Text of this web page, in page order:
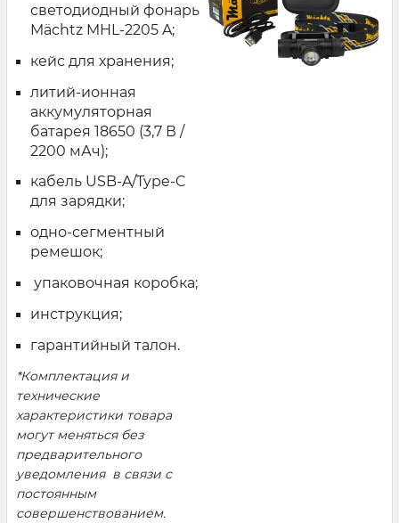
светодиодный фонарь
Mächtz MHL-2205 A;
кейс для хранения;
литий-ионная
аккумуляторная
батарея 18650 (3,7 В /
2200 мАч);
кабель USB-A/Type-C
для зарядки;
одно-сегментный
ремешок;
упаковочная коробка;
инструкция;
гарантийный талон.
*Комплектация и
технические
характеристики товара
могут меняться без
предварительного
уведомления в связи с
постоянным
совершенствованием.